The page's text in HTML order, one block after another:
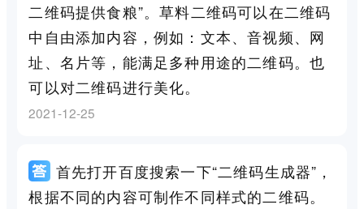
二维码提供食粮”。草料二维码可以在二维码
中自由添加内容，例如：文本、音视频、网
址、名片等，能满足多种用途的二维码。也
可以对二维码进行美化。
2021-12-25
首先打开百度搜索一下“二维码生成器”，
根据不同的内容可制作不同样式的二维码。